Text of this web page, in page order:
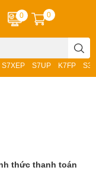
S7XEP S7UP K7FP
0 0
thức thanh toán